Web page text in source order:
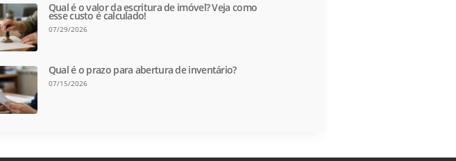
Qual é o valor da escritura de imóvel? Veja como
esse custo é calculado!
07/29/2026
Qual é o prazo para abertura de inventário?
07/15/2026